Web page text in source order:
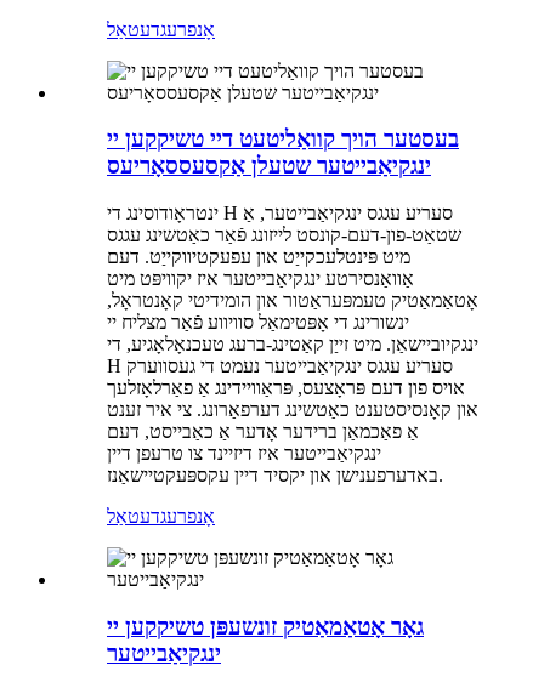
אָנפרעגדעטאַל
בעסטער הויך קוואַליטעט דיי טשיקקען יי
ינגקיאַבייטער שטעלן אַקסעססאָריעס
ינטראָודוסינג די H סעריע עגגס ינגקיאַבייטער, אַ
שטאַט-פון-דעם-קונסט לייזונג פֿאַר כאַטשינג עגגס
מיט פּינטלעכקייַט און עפעקטיווקייַט. דעם
אַוואַנסירטע ינגקיאַבייטער איז יקוויפּט מיט
אָטאַמאַטיק טעמפּעראַטור און הומידיטי קאָנטראָל,
ינשורינג די אָפּטימאַל סוויווע פֿאַר מצליח יי
ינגקיוביישאַן. מיט זייַן קאַטינג-ברעג טעכנאָלאָגיע, די
H סעריע עגגס ינגקיאַבייטער נעמט די געסווערק
אויס פון דעם פּראָצעס, פּראַוויידינג אַ פאַרלאָזלעך
און קאָנסיסטענט כאַטשינג דערפאַרונג. צי איר זענט
אַ פאַכמאַן ברידער אָדער אַ כאַבייסט, דעם
ינגקיאַבייטער איז דיזיינד צו טרעפן דיין
באדערפענישן און יקסיד דיין עקספּעקטיישאַנז.
אָנפרעגדעטאַל
גאָר אָטאַמאַטיק זונשעפּן טשיקקען יי
ינגקיאַבייטער